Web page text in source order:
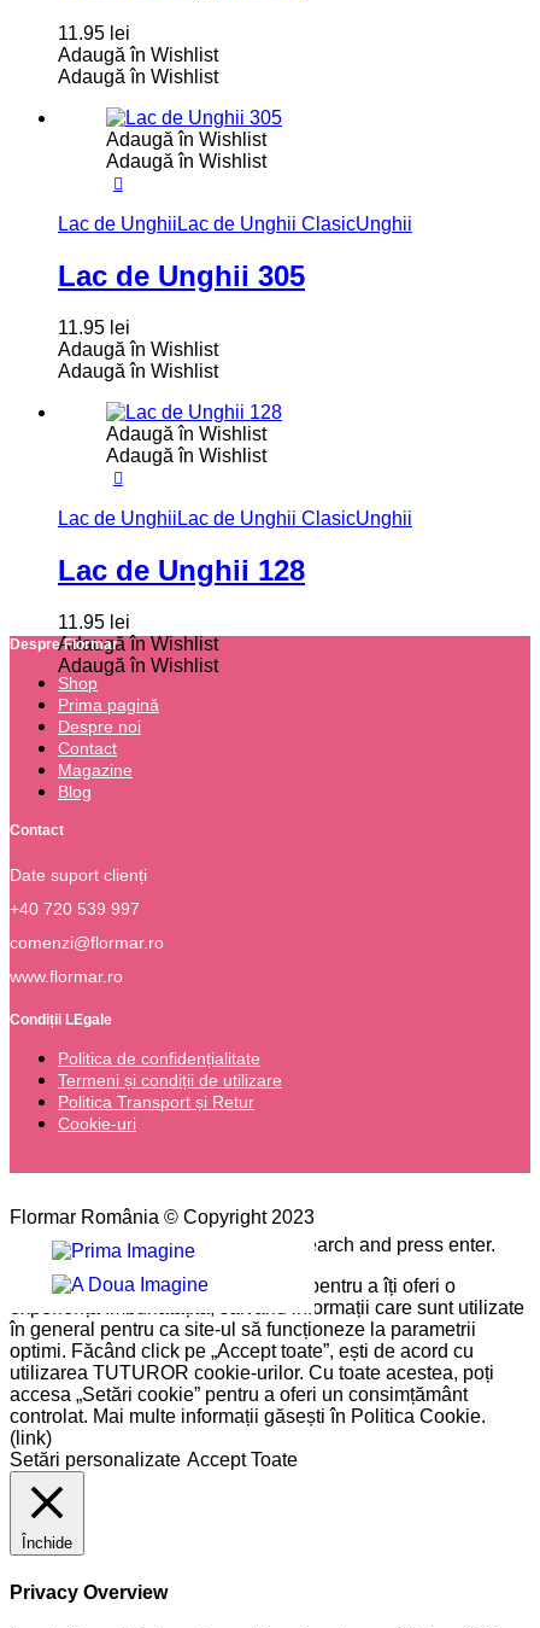
11.95 lei
Adaugă în Wishlist
Adaugă în Wishlist
Adaugă în Wishlist
Adaugă în Wishlist
Lac de Unghii Lac de Unghii ClasicUnghii
Lac de Unghii 305
11.95 lei
Adaugă în Wishlist
Adaugă în Wishlist
Adaugă în Wishlist
Adaugă în Wishlist
Lac de Unghii Lac de Unghii ClasicUnghii
Lac de Unghii 128
11.95 lei
Adaugă în Wishlist
Adaugă în Wishlist
Despre Flormar
Shop
Prima pagină
Despre noi
Contact
Magazine
Blog
Contact
Date suport clienți
+40 720 539 997
comenzi@flormar.ro
www.flormar.ro
Condiții LEgale
Politica de confidențialitate
Termeni și condiții de utilizare
Politica Transport și Retur
Cookie-uri
Flormar România © Copyright 2023
Please type the word you want to search and press enter.
Pe site-ul nostru folosim cookie-uri pentru a îți oferi o
experiență îmbunătățită, salvând informații care sunt utilizate
în general pentru ca site-ul să funcționeze la parametrii
optimi. Făcând click pe „Accept toate”, ești de acord cu
utilizarea TUTUROR cookie-urilor. Cu toate acestea, poți
accesa „Setări cookie” pentru a oferi un consimțământ
controlat. Mai multe informații găsești în Politica Cookie.
(link)
Setări personalizate Accept Toate
Închide
Privacy Overview